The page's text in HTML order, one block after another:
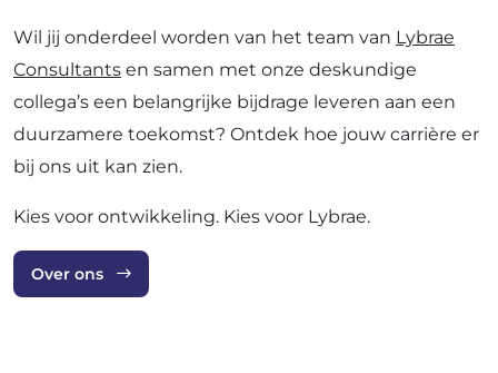
Wil jij onderdeel worden van het team van Lybrae
Consultants en samen met onze deskundige
collega’s een belangrijke bijdrage leveren aan een
duurzamere toekomst? Ontdek hoe jouw carrière er
bij ons uit kan zien.
Kies voor ontwikkeling. Kies voor Lybrae.
Over ons